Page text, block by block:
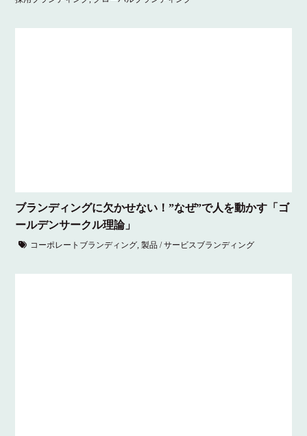
ブランディングに欠かせない！”なぜ”で人を動かす「ゴ
ールデンサークル理論」
コーポレートブランディング,製品 / サービスブランディング